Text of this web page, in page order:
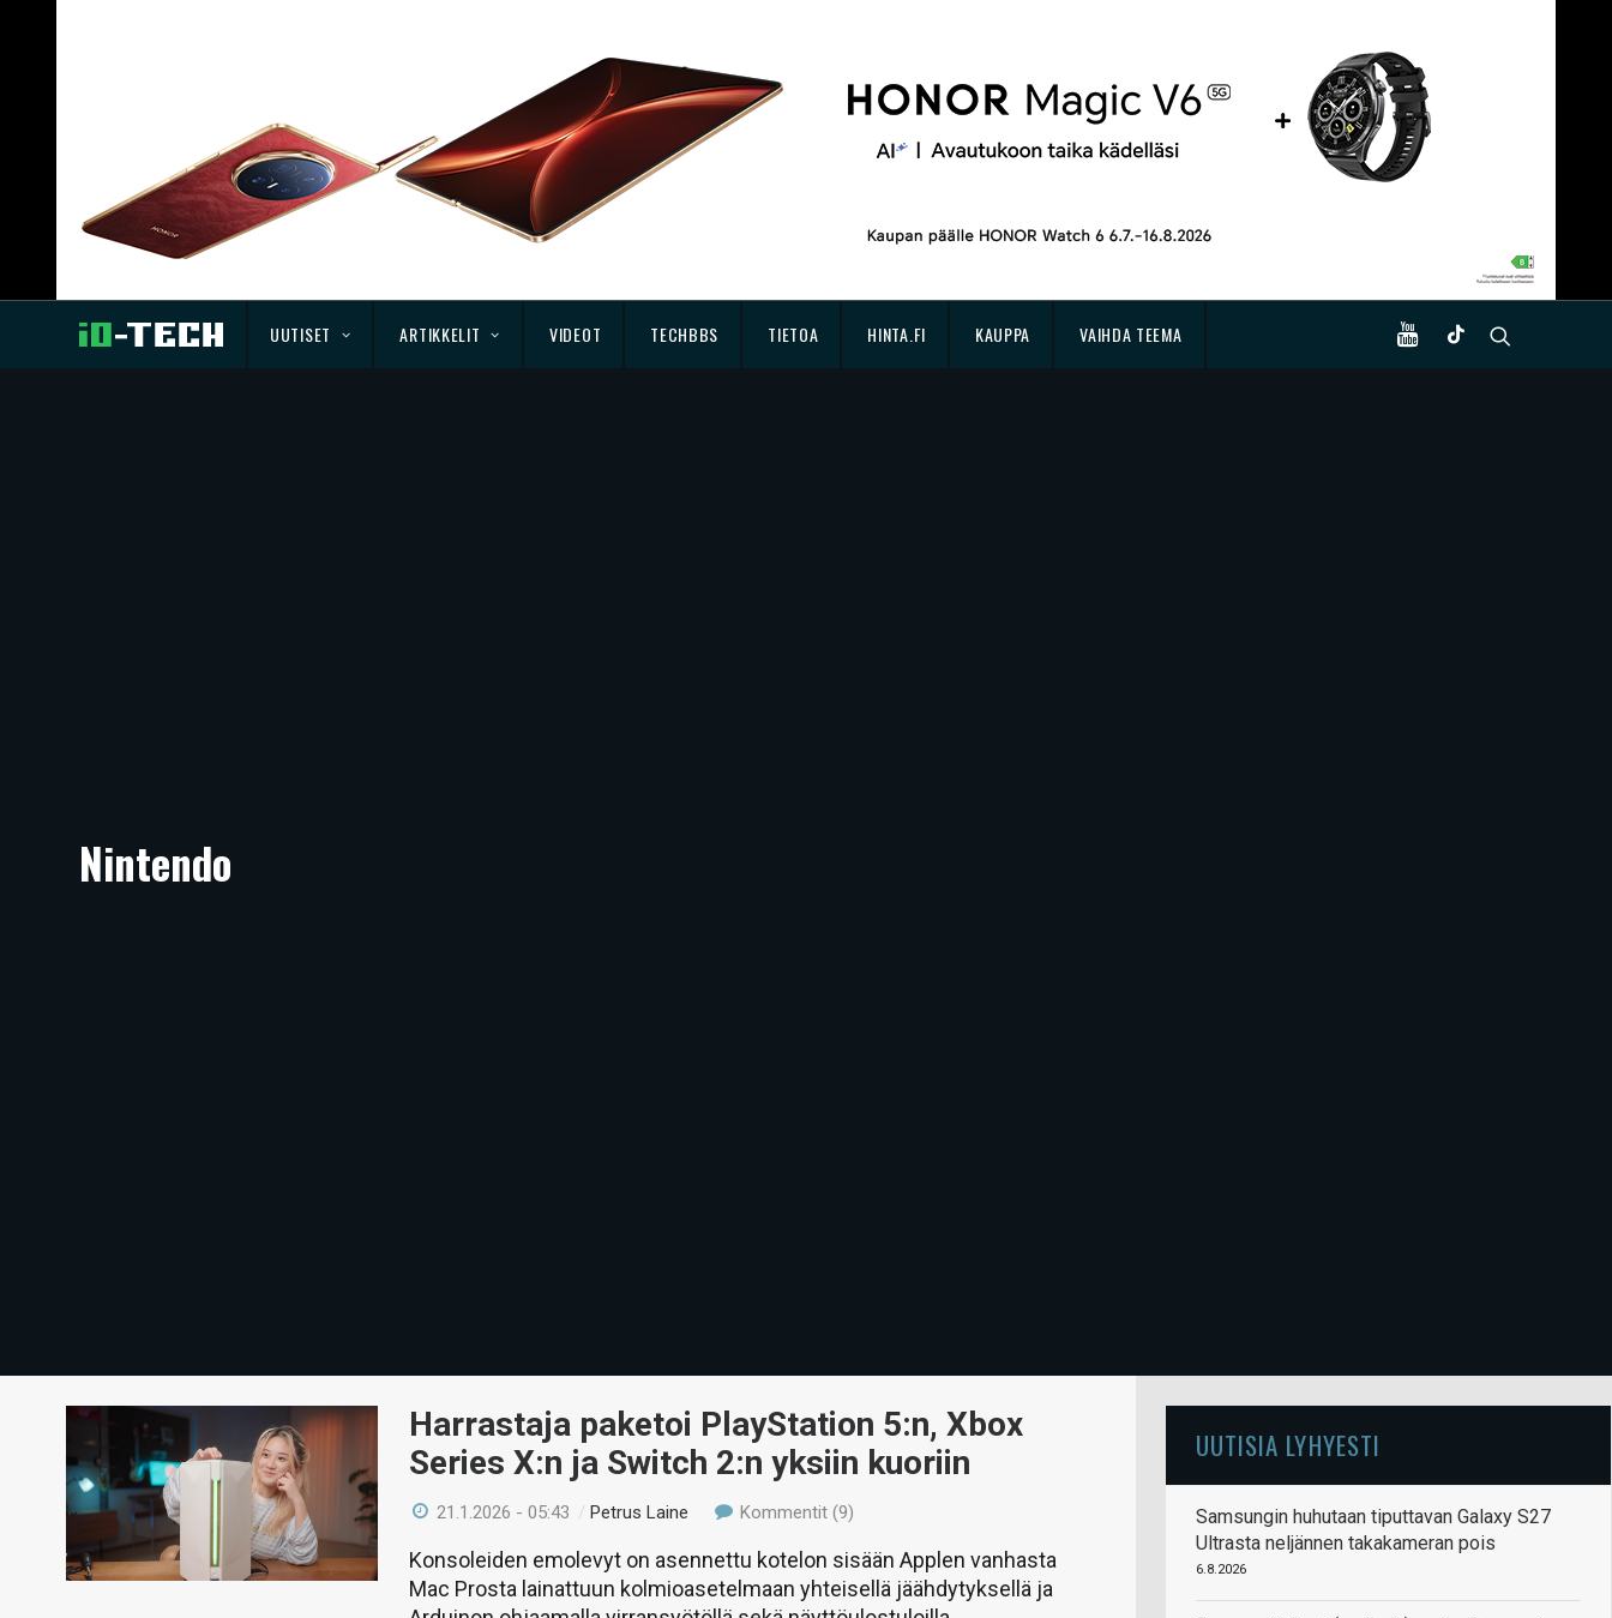
UUTISET ARTIKKELIT VIDEOT TECHBBS TIETOA HINTA.FI KAUPPA VAIHDA TEEMA
Nintendo
Harrastaja paketoi PlayStation 5:n, Xbox
Series X:n ja Switch 2:n yksiin kuoriin
21.1.2026 - 05:43 /Petrus Laine Kommentit (9)
Konsoleiden emolevyt on asennettu kotelon sisään Applen vanhasta
Mac Prosta lainattuun kolmioasetelmaan yhteisellä jäähdytyksellä ja
UUTISIA LYHYESTI
Samsungin huhutaan tiputtavan Galaxy S27
Ultrasta neljännen takakameran pois
6.8.2026